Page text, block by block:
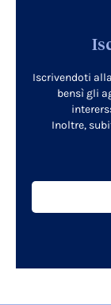
Iscrivendoti
bensì gli
Inoltre,